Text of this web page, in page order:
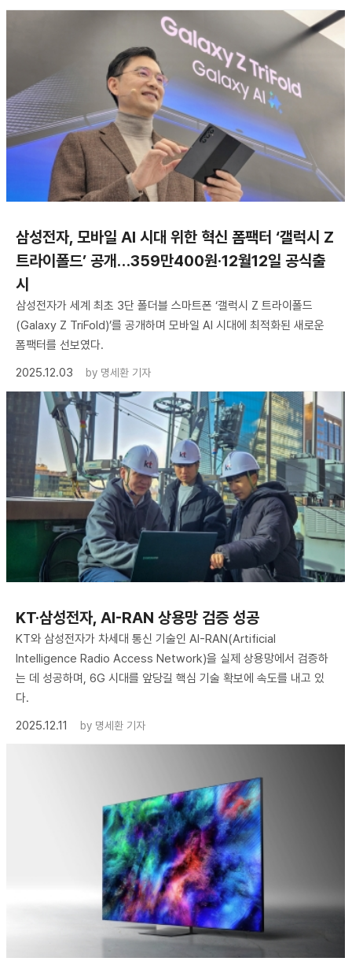
삼성전자, 모바일 AI 시대 위한 혁신 폼팩터 ‘갤럭시 Z
트라이폴드’ 공개…359만400원·12월12일 공식출
시
삼성전자가 세계 최초 3단 폴더블 스마트폰 ‘갤럭시 Z 트라이폴드
(Galaxy Z TriFold)’를 공개하며 모바일 AI 시대에 최적화된 새로운
폼팩터를 선보였다.
2025.12.03
by 명세환 기자
KT·삼성전자, AI-RAN 상용망 검증 성공
KT와 삼성전자가 차세대 통신 기술인 AI-RAN(Artificial
Intelligence Radio Access Network)을 실제 상용망에서 검증하
는 데 성공하며, 6G 시대를 앞당길 핵심 기술 확보에 속도를 내고 있
다.
2025.12.11
by 명세환 기자